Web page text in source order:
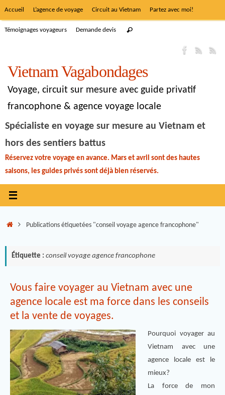
Accueil L’agence de voyage Circuit au Vietnam Partez avec moi!
Témoignages voyageurs Demande devis
Vietnam Vagabondages
Voyage, circuit sur mesure avec guide privatif
francophone & agence voyage locale
Spécialiste en voyage sur mesure au Vietnam et
hors des sentiers battus
Réservez votre voyage en avance. Mars et avril sont des hautes
saisons, les guides privés sont déjà bien réservés.
Publications étiquetées "conseil voyage agence francophone"
Étiquette : conseil voyage agence francophone
Vous faire voyager au Vietnam avec une
agence locale est ma force dans les conseils
et la vente de voyages.
Pourquoi voyager au
Vietnam avec une
agence locale est le
mieux?
La force de mon